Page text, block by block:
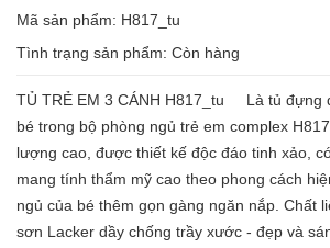
Mã sản phẩm: H817_tu
Tình trạng sản phẩm: Còn hàng
TỦ TRẺ EM 3 CÁNH H817_tu Là tủ đựng
bé trong bộ phòng ngủ trẻ em complex
lượng cao, được thiết kế độc đáo tinh xảo,
mang tính thẩm mỹ cao theo phong cách
ngủ của bé thêm gọn gàng ngăn nắp. Chất
sơn Lacker dầy chống trầy xước - đẹp và